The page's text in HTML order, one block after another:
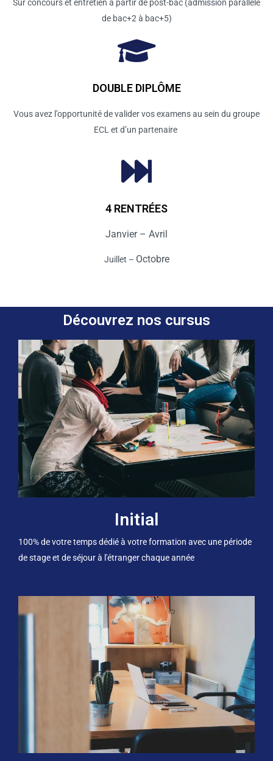
Sur concours et entretien à partir de post-bac (admission parallèle
de bac+2 à bac+5)
DOUBLE DIPLÔME
Vous avez l’opportunité de valider vos examens au sein du groupe
ECL et d’un partenaire
4 RENTRÉES
Janvier – Avril
Juillet – Octobre
Découvrez nos cursus
Initial
100% de votre temps dédié à votre formation avec une période
de stage et de séjour à l'étranger chaque année